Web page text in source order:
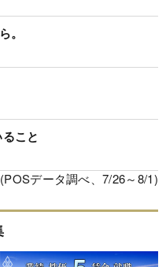
。
こと
(POSデータ調べ、7/26～8/1)